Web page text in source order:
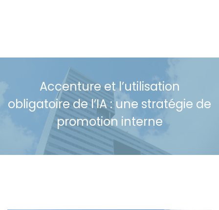
Accenture et l’utilisation
obligatoire de l’IA : une stratégie de
promotion interne